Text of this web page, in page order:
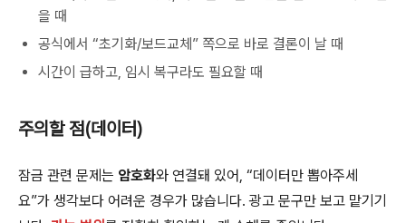
을 때
공식에서 “초기화/보드교체” 쪽으로 바로 결론이 날 때
시간이 급하고, 임시 복구라도 필요할 때
주의할 점(데이터)
잠금 관련 문제는 암호화와 연결돼 있어, “데이터만 뽑아주세
요”가 생각보다 어려운 경우가 많습니다. 광고 문구만 보고 맡기기